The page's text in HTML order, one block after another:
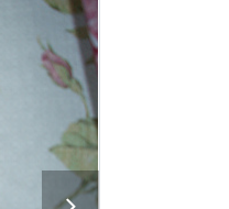
Next